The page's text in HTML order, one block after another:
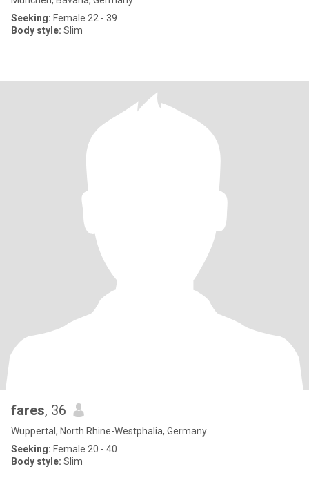
Seeking: Female 22 - 39
Body style: Slim
fares, 36
Wuppertal, North Rhine-Westphalia, Germany
Seeking: Female 20 - 40
Body style: Slim